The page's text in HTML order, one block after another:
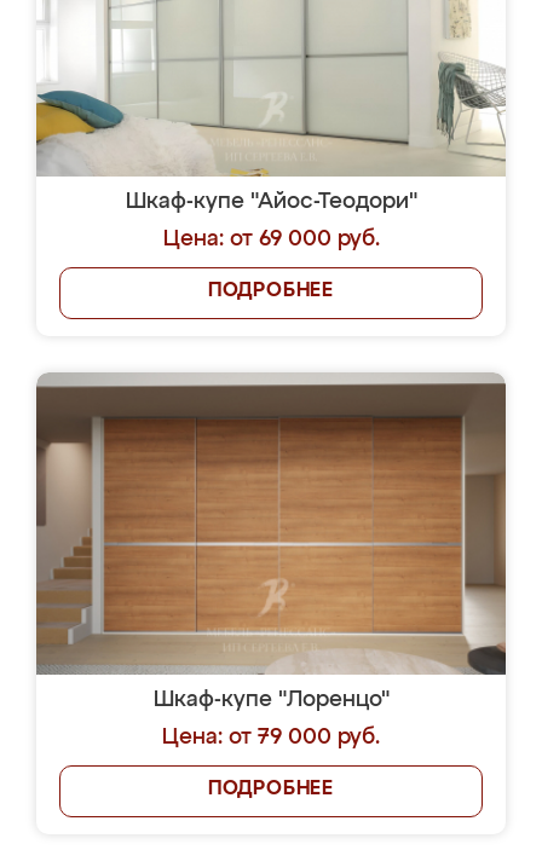
Шкаф-купе "Айос-Теодори"
Цена: от 69 000 руб.
ПОДРОБНЕЕ
Шкаф-купе "Лоренцо"
Цена: от 79 000 руб.
ПОДРОБНЕЕ